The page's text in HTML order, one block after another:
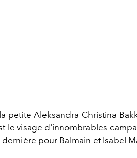
petite Aleksandra Christina
le visage d'innombrables
pour Balmain et Isabel